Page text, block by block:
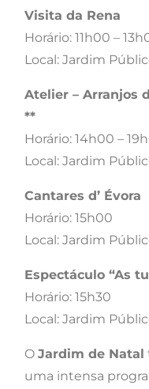
Visita da Rena
Horário: 11h00 –
Local: Jardim
Atelier – Arranjos
**​
Horário: 14h00 –
Local: Jardim
Cantares d’ Évora
Horário: 15h00
Local: Jardim
Espectáculo “As
Horário: 15h30
Local: Jardim
O Jardim de Natal
uma intensa